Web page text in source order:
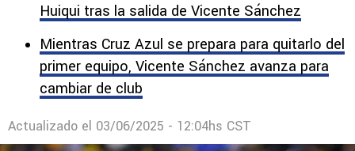
Huiqui tras la salida de Vicente Sánchez
Mientras Cruz Azul se prepara para quitarlo del
primer equipo, Vicente Sánchez avanza para
cambiar de club
Actualizado el 03/06/2025 - 12:04hs CST